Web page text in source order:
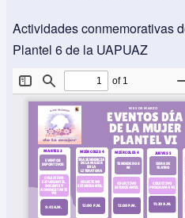
Actividades conmemorativas
Plantel 6 de la UAPUAZ